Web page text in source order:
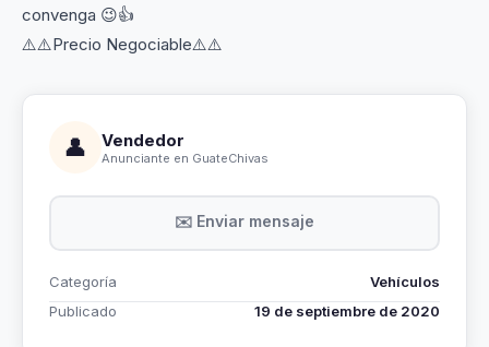
convenga 😉👍
⚠️⚠️Precio Negociable⚠️⚠️
👤 Vendedor
Anunciante en GuateChivas
✉️ Enviar mensaje
Categoría
Vehículos
Publicado
19 de septiembre de 2020